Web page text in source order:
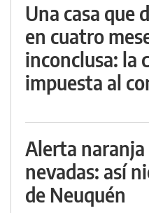
Una casa que
en cuatro
inconclusa: la
impuesta al
Alerta
nevadas: así
de Neuquén